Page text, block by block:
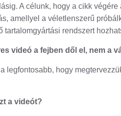
A célunk, hogy a cikk
amellyel a véletlenszerű
rendszert
videó a fejben dől el, nem a
legfontosabb, hogy
a videót?